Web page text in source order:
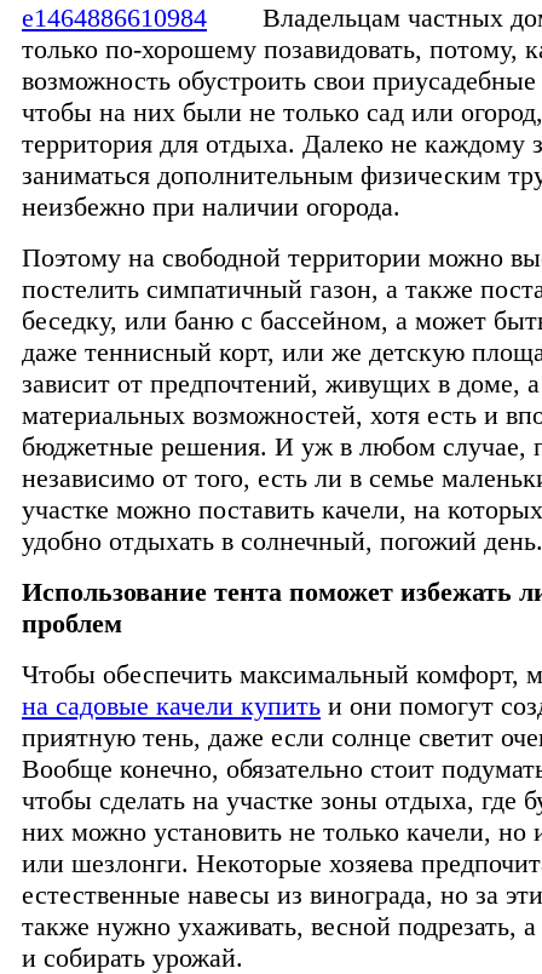
Владельцам частных
только по-хорошему позавидовать, потому,
возможность обустроить свои приусадебные
чтобы на них были не только сад или
территория для отдыха. Далеко не каждому
заниматься дополнительным физическим
неизбежно при наличии огорода.
Поэтому на свободной территории можно
постелить симпатичный газон, а также
беседку, или баню с бассейном, а может
даже теннисный корт, или же детскую
зависит от предпочтений, живущих в доме,
материальных возможностей, хотя есть и
бюджетные решения. И уж в любом случае,
независимо от того, есть ли в семье
участке можно поставить качели, на
удобно отдыхать в солнечный, погожий день.
Использование тента поможет избежать
проблем
Чтобы обеспечить максимальный комфорт,
на садовые качели купить и они помогут
приятную тень, даже если солнце светит
Вообще конечно, обязательно стоит
чтобы сделать на участке зоны отдыха, где
них можно установить не только качели, но
или шезлонги. Некоторые хозяева
естественные навесы из винограда, но за
также нужно ухаживать, весной подрезать,
и собирать урожай.